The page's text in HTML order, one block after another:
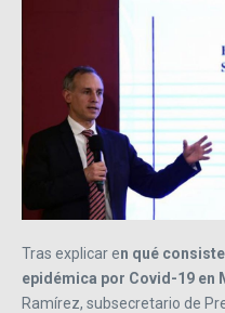
Tras explicar en qué
epidémica por Covid-19 en
Ramírez, subsecretario de